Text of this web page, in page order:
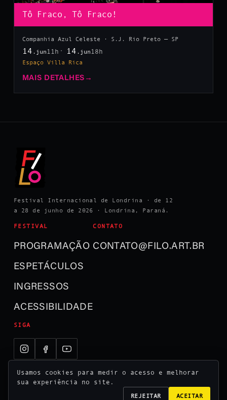
Tô Fraco, Tô Fraco!
Companhia Azul Celeste · S.J. Rio Preto — SP
14 .jun 11h 14 .jun 18h
Espaço Villa Rica
MAIS DETALHES →
Festival Internacional de Londrina · de 12
a 28 de junho de 2026 · Londrina, Paraná.
FESTIVAL
PROGRAMAÇÃO
ESPETÁCULOS
INGRESSOS
ACESSIBILIDADE
CONTATO
CONTATO@FILO.ART.BR
SIGA
Usamos cookies para medir o acesso e melhorar
sua experiência no site.
REJEITAR ACEITAR